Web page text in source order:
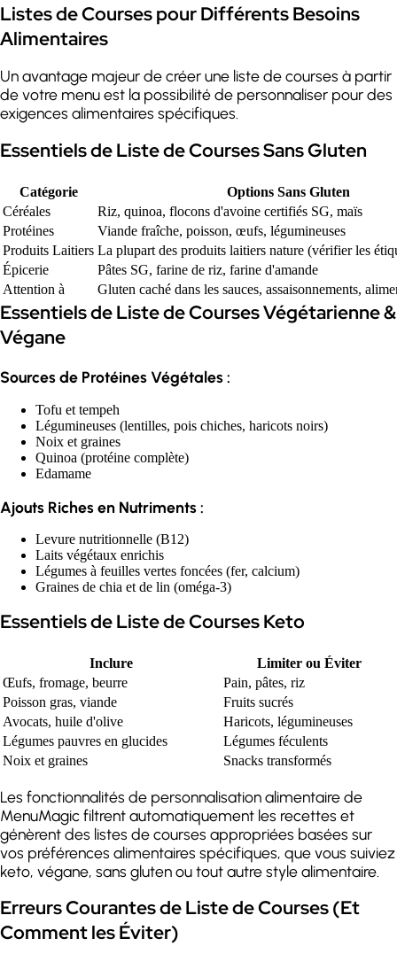
Listes de Courses pour Différents Besoins
Alimentaires
Un avantage majeur de créer une liste de courses à partir
de votre menu est la possibilité de personnaliser pour des
exigences alimentaires spécifiques.
Essentiels de Liste de Courses Sans Gluten
Catégorie
Options Sans Gluten
Céréales
Riz, quinoa, flocons d'avoine certifiés SG, maïs
Protéines
Viande fraîche, poisson, œufs, légumineuses
Produits Laitiers La plupart des produits laitiers nature (vérifier les
Épicerie
Pâtes SG, farine de riz, farine d'amande
Attention à
Gluten caché dans les sauces, assaisonnements,
Essentiels de Liste de Courses Végétarienne &
Végane
Sources de Protéines Végétales :
Tofu et tempeh
Légumineuses (lentilles, pois chiches, haricots noirs)
Noix et graines
Quinoa (protéine complète)
Edamame
Ajouts Riches en Nutriments :
Levure nutritionnelle (B12)
Laits végétaux enrichis
Légumes à feuilles vertes foncées (fer, calcium)
Graines de chia et de lin (oméga-3)
Essentiels de Liste de Courses Keto
Inclure
Limiter ou Éviter
Œufs, fromage, beurre
Pain, pâtes, riz
Poisson gras, viande
Fruits sucrés
Avocats, huile d'olive
Haricots, légumineuses
Légumes pauvres en glucides
Légumes féculents
Noix et graines
Snacks transformés
Les fonctionnalités de personnalisation alimentaire de
MenuMagic filtrent automatiquement les recettes et
génèrent des listes de courses appropriées basées sur
vos préférences alimentaires spécifiques, que vous suiviez
keto, végane, sans gluten ou tout autre style alimentaire.
Erreurs Courantes de Liste de Courses (Et
Comment les Éviter)